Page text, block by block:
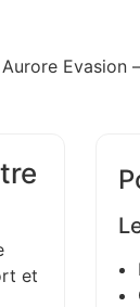
Evasion
et